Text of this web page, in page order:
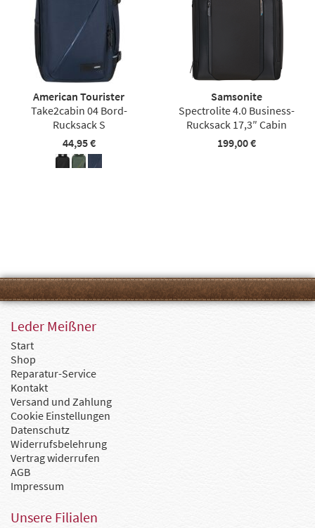
American Tourister
Take2cabin 04 Bord-
Rucksack S
44,95 €
Samsonite
Spectrolite 4.0 Business-
Rucksack 17,3″ Cabin
199,00 €
Leder Meißner
Start
Shop
Reparatur-Service
Kontakt
Versand und Zahlung
Cookie Einstellungen
Datenschutz
Widerrufsbelehrung
Vertrag widerrufen
AGB
Impressum
Unsere Filialen